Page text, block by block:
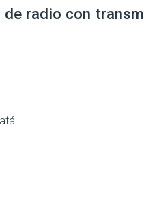
radio con